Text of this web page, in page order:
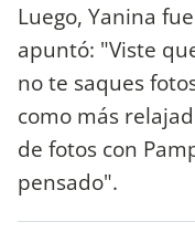
Luego, Yanina
apuntó: "Viste
no te saques
como más
de fotos con
pensado".